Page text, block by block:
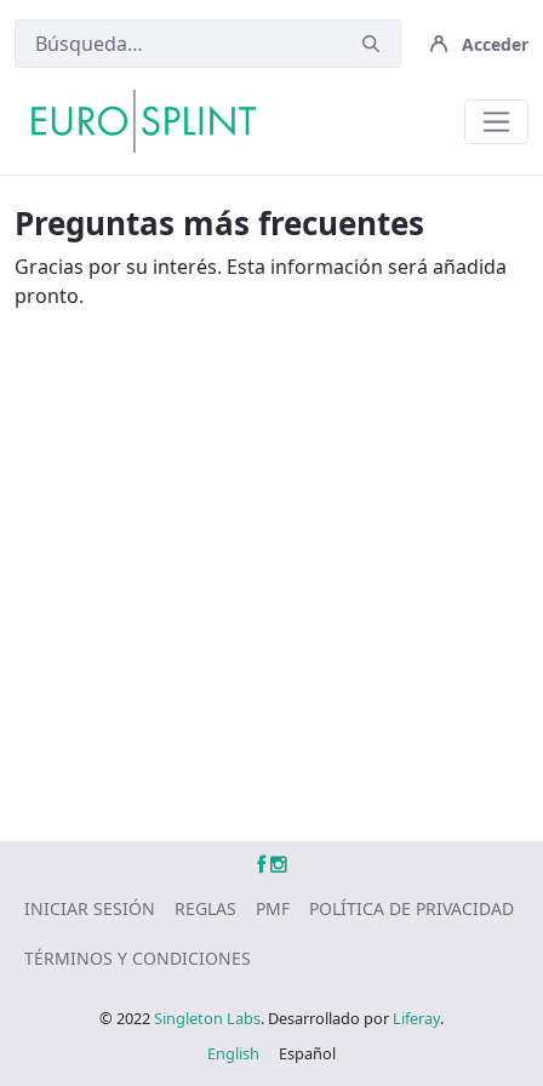
Acceder
PMF - Eurosplint
Preguntas más frecuentes
Gracias por su interés. Esta información será añadida
pronto.
© 2022Singleton Labs. Desarrollado por Liferay.
INICIAR SESIÓN REGLAS PMF POLÍTICA DE PRIVACIDAD
TÉRMINOS Y CONDICIONES
English Español